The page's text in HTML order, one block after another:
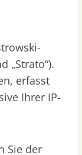
„Strato“).
erfasst
Ihrer IP-
Sie der